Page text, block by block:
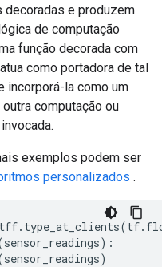
e produzem
de computação
função decorada com
atua como portadora de tal
incorporá-la como um
computação ou
exemplos podem ser
personalizados .
tff. type_at_clients(tf.
sensor_readings):
sensor_readings)